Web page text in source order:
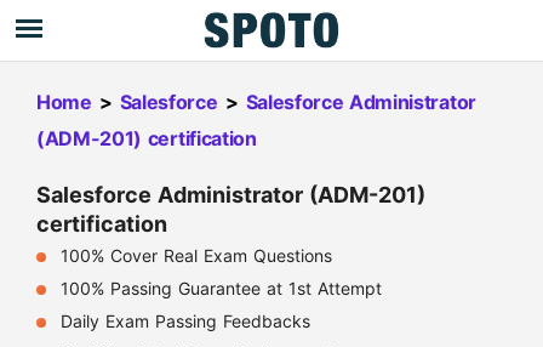
Home > Salesforce > Salesforce Administrator
(ADM-201) certification
Salesforce Administrator (ADM-201)
certification
100% Cover Real Exam Questions
100% Passing Guarantee at 1st Attempt
Daily Exam Passing Feedbacks